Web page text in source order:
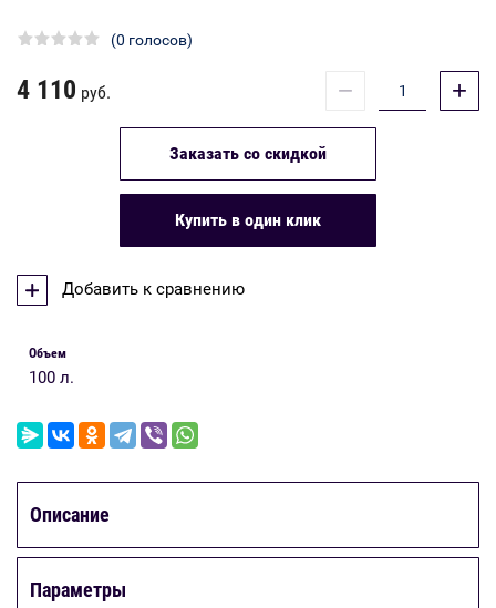
(0 голосов)
4 110 руб. − +
Заказать со скидкой
Купить в один клик
Добавить к сравнению
Объем
100 л.
Описание
Параметры